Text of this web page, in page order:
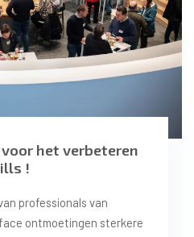
het verbeteren
!
professionals van
ontmoetingen sterkere